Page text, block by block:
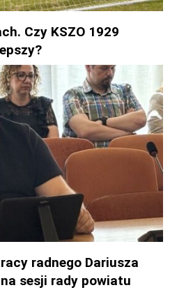
Czy KSZO 1929
radnego Dariusza
sesji rady powiatu